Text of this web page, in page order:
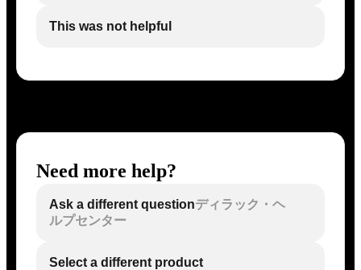
This was not helpful
Need more help?
Ask a different questionディラック・ヘ
ルプセンター
Select a different product